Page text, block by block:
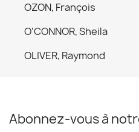
OZON, François
O'CONNOR, Sheila
OLIVER, Raymond
Abonnez-vous à